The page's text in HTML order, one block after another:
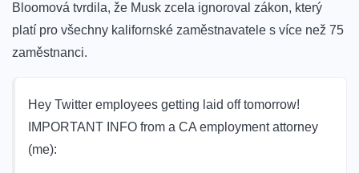
Bloomová tvrdila, že Musk zcela ignoroval zákon, který
platí pro všechny kalifornské zaměstnavatele s více než 75
zaměstnanci.
Hey Twitter employees getting laid off tomorrow!
IMPORTANT INFO from a CA employment attorney
(me):